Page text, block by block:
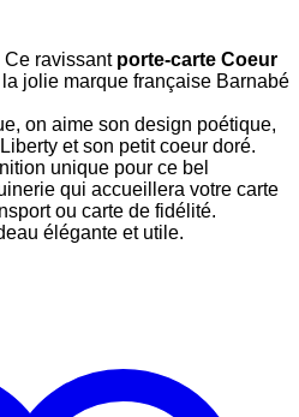
ravissantporte-carte Coeur
jolie marque française Barnabé
on aime son design poétique,
et son petit coeur doré.
unique pour ce bel
qui accueillera votre carte
ou carte de fidélité.
élégante et utile.